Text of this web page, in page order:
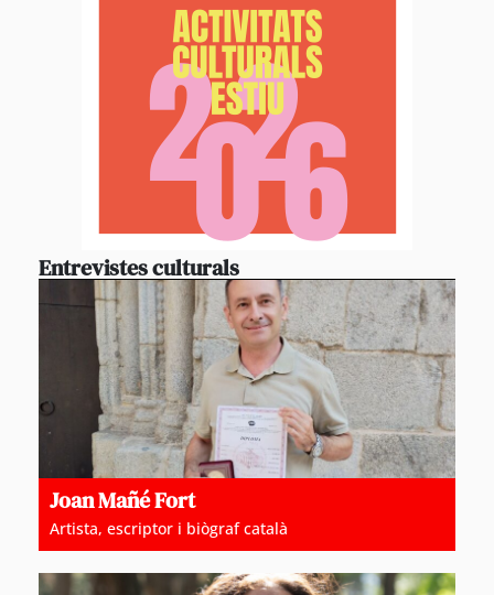
Entrevistes culturals
Joan Mañé Fort
Artista, escriptor i biògraf català